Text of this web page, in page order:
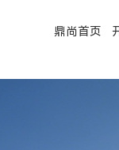
鼎尚首页